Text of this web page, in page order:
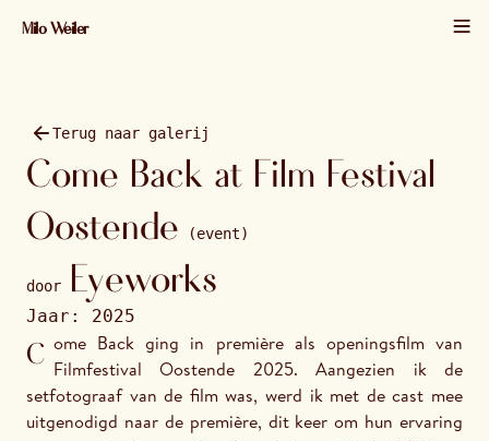
Milo Weiler
01 / 45 · 2025 · 1920×1280
Terug naar galerij
Come Back at Film Festival
Oostende (event)
door Eyeworks
Jaar: 2025
Come Back ging in première als openingsfilm van Filmfestival Oostende 2025. Aangezien ik de
setfotograaf van de film was, werd ik met de cast mee
uitgenodigd naar de première, dit keer om hun ervaring